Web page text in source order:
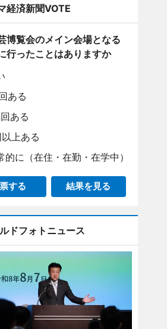
経済新聞VOTE
博覧会のメイン会場となる
行ったことはありますか
ある
ある
上ある
的に（在住・在勤・在学中）
する 結果を見る
ドフォトニュース